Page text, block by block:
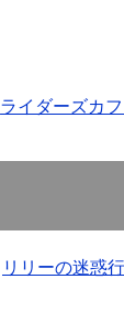
ライダーズカフ
リリーの迷惑